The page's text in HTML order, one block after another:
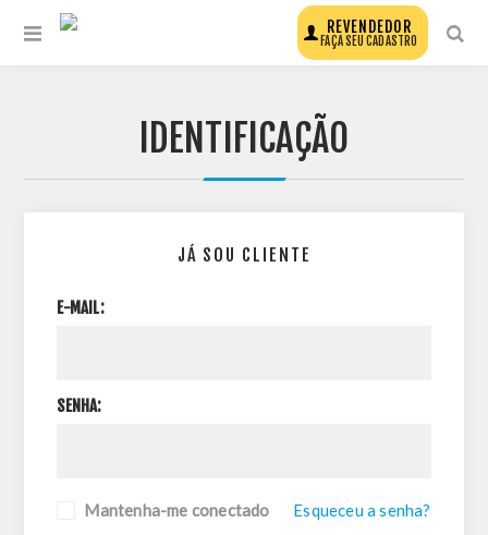
REVENDEDOR
FAÇA SEU CADASTRO
IDENTIFICAÇÃO
JÁ SOU CLIENTE
E-MAIL:
SENHA:
Mantenha-me conectado Esqueceu a senha?